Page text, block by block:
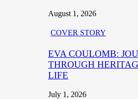
August 1, 2026
COVER STORY
EVA COULOMB:
THROUGH
LIFE
July 1, 2026